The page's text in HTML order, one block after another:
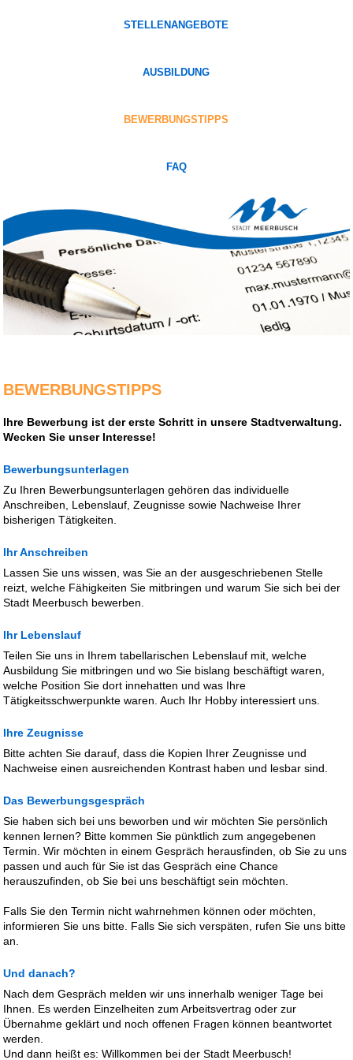
STELLENANGEBOTE
AUSBILDUNG
BEWERBUNGSTIPPS
FAQ
BEWERBUNGSTIPPS
Ihre Bewerbung ist der erste Schritt in unsere Stadtverwaltung.
Wecken Sie unser Interesse!
Bewerbungsunterlagen
Zu Ihren Bewerbungsunterlagen gehören das individuelle
Anschreiben, Lebenslauf, Zeugnisse sowie Nachweise Ihrer
bisherigen Tätigkeiten.
Ihr Anschreiben
Lassen Sie uns wissen, was Sie an der ausgeschriebenen Stelle
reizt, welche Fähigkeiten Sie mitbringen und warum Sie sich bei der
Stadt Meerbusch bewerben.
Ihr Lebenslauf
Teilen Sie uns in Ihrem tabellarischen Lebenslauf mit, welche
Ausbildung Sie mitbringen und wo Sie bislang beschäftigt waren,
welche Position Sie dort innehatten und was Ihre
Tätigkeitsschwerpunkte waren. Auch Ihr Hobby interessiert uns.
Ihre Zeugnisse
Bitte achten Sie darauf, dass die Kopien Ihrer Zeugnisse und
Nachweise einen ausreichenden Kontrast haben und lesbar sind.
Das Bewerbungsgespräch
Sie haben sich bei uns beworben und wir möchten Sie persönlich
kennen lernen? Bitte kommen Sie pünktlich zum angegebenen
Termin. Wir möchten in einem Gespräch herausfinden, ob Sie zu uns
passen und auch für Sie ist das Gespräch eine Chance
herauszufinden, ob Sie bei uns beschäftigt sein möchten.
Falls Sie den Termin nicht wahrnehmen können oder möchten,
informieren Sie uns bitte. Falls Sie sich verspäten, rufen Sie uns bitte
an.
Und danach?
Nach dem Gespräch melden wir uns innerhalb weniger Tage bei
Ihnen. Es werden Einzelheiten zum Arbeitsvertrag oder zur
Übernahme geklärt und noch offenen Fragen können beantwortet
werden.
Und dann heißt es: Willkommen bei der Stadt Meerbusch!